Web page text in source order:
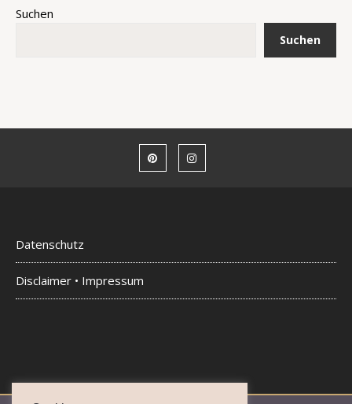
Suchen
Suchen
Datenschutz
Disclaimer • Impressum